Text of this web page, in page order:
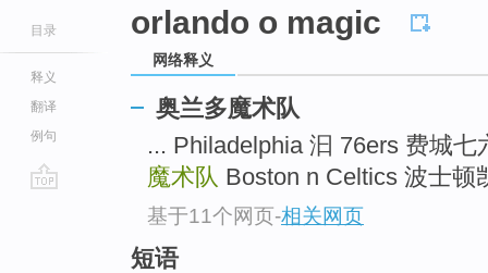
目录
释义
翻译
例句
orlando o magic
网络释义
奥兰多魔术队
... Philadelphia 汩 76ers 费城
魔术队 Boston n Celtics 波士顿
基于11个网页-相关网页
短语